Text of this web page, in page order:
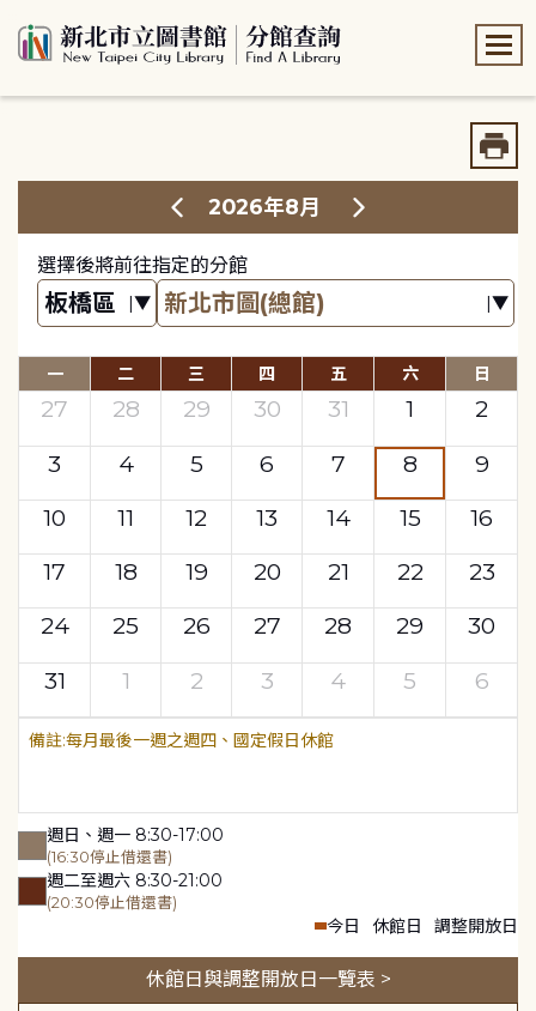
2026年8月
選擇後將前往指定的分館
一 二 三 四 五 六 日
27 28 29 30 31 1
2
3
4 5 6 7 8
9
10
11 12 13 14 15
16
17
18 19 20 21 22
23
24
25 26 27 28 29
30
31
1 2 3 4 5 6
每月最後一週之週四、國定假日休館
週日、週一 8:30-17:00
(16:30停止借還書)
週二至週六 8:30-21:00
(20:30停止借還書)
今日 休館日 調整開放日
休館日與調整開放日一覽表 >